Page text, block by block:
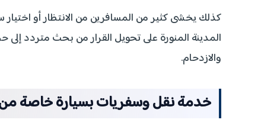
كذلك يخشى كثير من المسافرين من الانتظار أو
المدينة المنورة على تحويل القرار من بحث متردد
والازدحام.
خدمة نقل وسفريات بسيارة خاصة من